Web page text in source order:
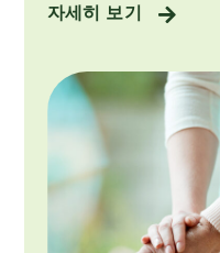
자세히 보기